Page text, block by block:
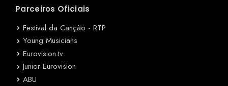
Parceiros Oficiais
Festival da Canção - RTP
Young Musicians
Eurovision.tv
Junior Eurovision
ABU